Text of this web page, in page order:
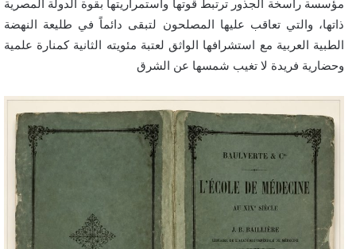
مؤسسة راسخة الجذور ترتبط قوتها واستمراريتها بقوة الدولة المصرية
ذاتها، والتي تعاقب عليها المصلحون لتبقى دائماً في طليعة النهضة
الطبية العربية مع استشرافها الواثق لعتبة مئويته الثانية كمنارة علمية
وحضارية فريدة لا تغيب شمسها عن الشرق